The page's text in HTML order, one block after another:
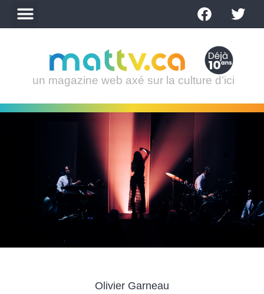
un magazine web axé sur la culture d’ici
Olivier Garneau